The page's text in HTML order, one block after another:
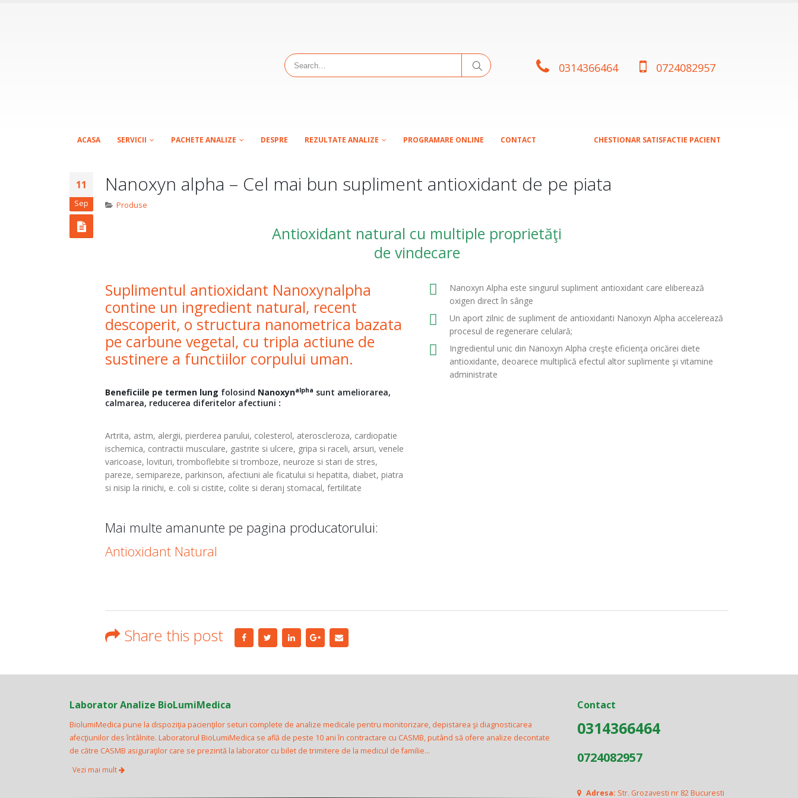
0314366464 0724082957
ACASA SERVICII PACHETE ANALIZE DESPRE REZULTATE ANALIZE PROGRAMARE ONLINE CONTACT CHESTIONAR SATISFACTIE PACIENT
11
Sep
Nanoxyn alpha – Cel mai bun supliment antioxidant de pe piata
Produse
Antioxidant natural cu multiple proprietăţi
de vindecare
Suplimentul antioxidant Nanoxynalpha
contine un ingredient natural, recent
descoperit, o structura nanometrica bazata
pe carbune vegetal, cu tripla actiune de
sustinere a functiilor corpului uman.
Beneficiile pe termen lung folosind Nanoxynalpha sunt ameliorarea,
calmarea, reducerea diferitelor afectiuni :
Artrita, astm, alergii, pierderea parului, colesterol, ateroscleroza, cardiopatie
ischemica, contractii musculare, gastrite si ulcere, gripa si raceli, arsuri, venele
varicoase, lovituri, tromboflebite si tromboze, neuroze si stari de stres,
pareze, semipareze, parkinson, afectiuni ale ficatului si hepatita, diabet, piatra
si nisip la rinichi, e. coli si cistite, colite si deranj stomacal, fertilitate
Mai multe amanunte pe pagina producatorului:
Antioxidant Natural
Nanoxyn Alpha este singurul supliment antioxidant care eliberează
oxigen direct în sânge
Un aport zilnic de supliment de antioxidanti Nanoxyn Alpha accelerează
procesul de regenerare celulară;
Ingredientul unic din Nanoxyn Alpha creşte eficienţa oricărei diete
antioxidante, deoarece multiplică efectul altor suplimente şi vitamine
administrate
Share this post
Laborator Analize BioLumiMedica
BiolumiMedica pune la dispoziţia pacienţilor seturi complete de analize medicale pentru monitorizare, depistarea şi diagnosticarea
afecţiunilor des întâlnite. Laboratorul BioLumiMedica se află de peste 10 ani în contractare cu CASMB, putând să ofere analize decontate
de către CASMB asiguraţilor care se prezintă la laborator cu bilet de trimitere de la medicul de familie...
Vezi mai mult
Contact
0314366464
0724082957
Adresa: Str. Grozavesti nr 82 Bucuresti